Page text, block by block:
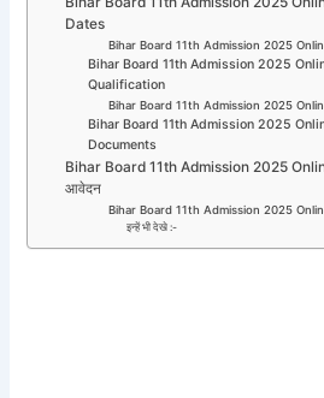
Dates
Bihar Board 11th Admission 2025
Bihar Board 11th Admission 2025
Qualification
Bihar Board 11th Admission 2025
Bihar Board 11th Admission 2025
Documents
Bihar Board 11th Admission 2025
आवेदन
Bihar Board 11th Admission 2025
इन्हें भी देखे :-